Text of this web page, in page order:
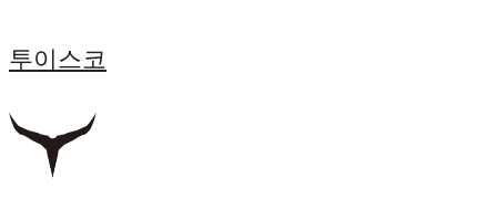
투이스코